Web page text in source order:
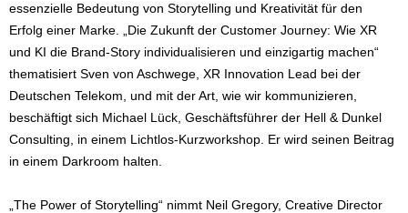
essenzielle Bedeutung von Storytelling und Kreativität für den
Erfolg einer Marke. „Die Zukunft der Customer Journey: Wie XR
und KI die Brand-Story individualisieren und einzigartig machen“
thematisiert Sven von Aschwege, XR Innovation Lead bei der
Deutschen Telekom, und mit der Art, wie wir kommunizieren,
beschäftigt sich Michael Lück, Geschäftsführer der Hell & Dunkel
Consulting, in einem Lichtlos-Kurzworkshop. Er wird seinen Beitrag
in einem Darkroom halten.
„The Power of Storytelling“ nimmt Neil Gregory, Creative Director